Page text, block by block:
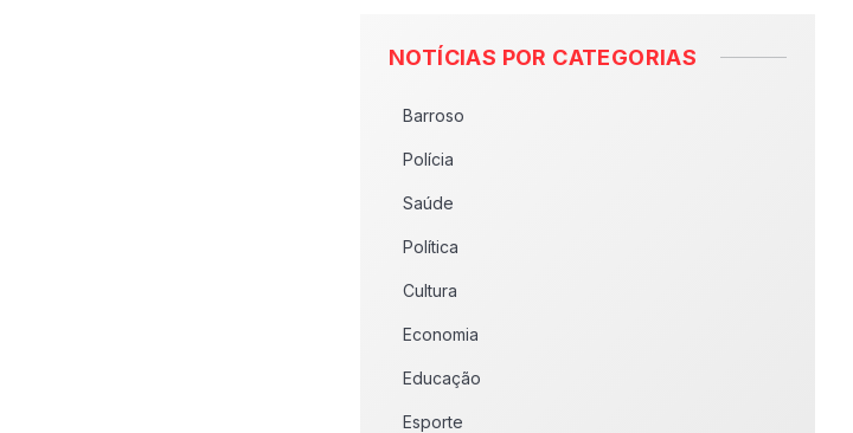
NOTÍCIAS POR CATEGORIAS
Barroso
Polícia
Saúde
Política
Cultura
Economia
Educação
Esporte